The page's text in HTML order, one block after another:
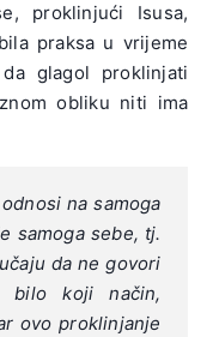
proklinjući Isusa,
praksa u vrijeme
glagol proklinjati
obliku niti ima
na samoga
samoga sebe, tj.
da ne govori
bilo koji način,
ovo proklinjanje